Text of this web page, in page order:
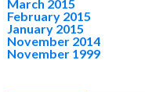
March 2015
February 2015
January 2015
November 2014
November 1999